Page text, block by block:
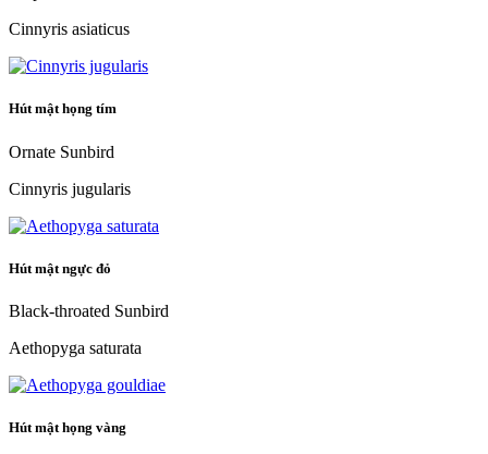
Cinnyris asiaticus
Hút mật họng tím
Ornate Sunbird
Cinnyris jugularis
Hút mật ngực đỏ
Black-throated Sunbird
Aethopyga saturata
Hút mật họng vàng